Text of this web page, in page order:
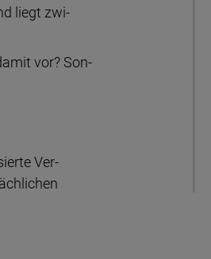
liegt zwi­
vor? Son­
Ver­